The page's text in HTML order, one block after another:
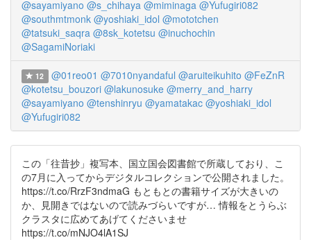
@sayamiyano @s_chihaya @miminaga @Yufugiri082
@southmtmonk @yoshiaki_idol @mototchen
@tatsuki_saqra @8sk_kotetsu @inuchochin
@SagamiNoriaki
12 @01reo01 @7010nyandaful @aruiteikuhito @FeZnR
@kotetsu_bouzori @lakunosuke @merry_and_harry
@sayamiyano @tenshinryu @yamatakac @yoshiaki_idol
@Yufugiri082
この「往昔抄」複写本、国立国会図書館で所蔵しており、こ
の7月に入ってからデジタルコレクションで公開されました。
https://t.co/RrzF3ndmaG もともとの書籍サイズが大きいの
か、見開きではないので読みづらいですが… 情報をとうらぶ
クラスタに広めてあげてくださいませ
https://t.co/mNJO4lA1SJ